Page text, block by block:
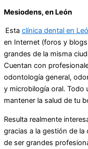
Mesiodens, en León
Esta clínica dental en
en Internet (foros y
grandes de la misma
Cuentan con
odontología general,
y microbilogía oral. Todo
mantener la salud de tu
Resulta realmente
gracias a la gestión de
de ser grandes